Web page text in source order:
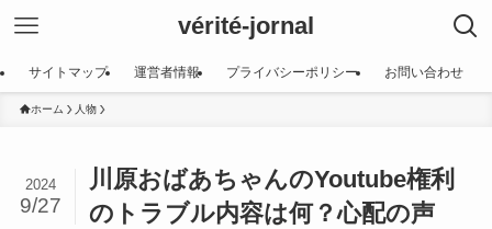
vérité-jornal
サイトマップ 運営者情報 プライバシーポリシー お問い合わせ
ホーム 人物
川原おばあちゃんのYoutube権利
のトラブル内容は何？心配の声
2024
9/27